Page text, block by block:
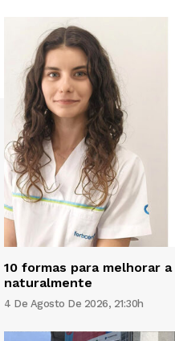
10 formas para melhorar
naturalmente
4 De Agosto De 2026, 21:30h